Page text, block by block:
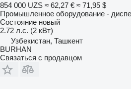
854 000 UZS ≈ 62,27 € ≈ 71,95 $
Промышленное оборудование -
Состояние новый
2.72 л.с. (2 кВт)
Узбекистан, Ташкент
BURHAN
Связаться с продавцом